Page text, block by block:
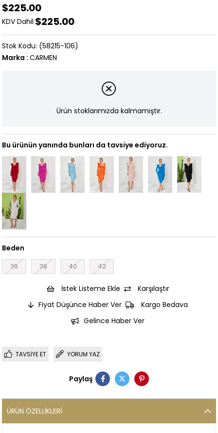
$225.00
KDV Dahil $225.00
(58215-106)
Marka : CARMEN
Ürün stoklarımızda kalmamıştır.
Bu ürünün yanında bunları da tavsiye ediyoruz.
Beden
36 38 40 42
İstek Listeme Ekle
Karşılaştır
Fiyat Düşünce Haber Ver
Kargo Bedava
Gelince Haber Ver
TAVSIYE ET YORUM YAZ
Paylaş
ÜRÜN ÖZELLIKLERI